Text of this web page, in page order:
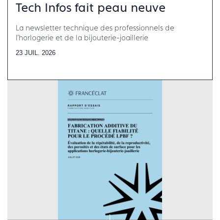
Tech Infos fait peau neuve
La newsletter technique des professionnels de
l'horlogerie et de la bijouterie-joaillerie
23 JUIL. 2026